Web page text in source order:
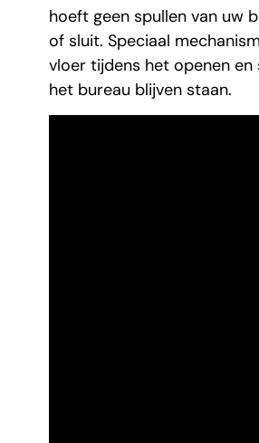
hoeft geen spullen van uw
of sluit. Speciaal
vloer tijdens het openen en
het bureau blijven staan.